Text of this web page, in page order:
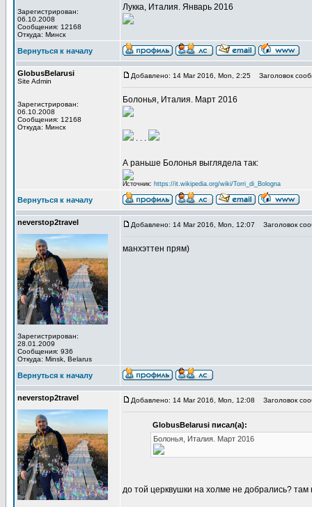
Зарегистрирован:
06.10.2008
Сообщения: 12168
Откуда: Минск
Лукка, Италия. Январь 2016
Вернуться к началу
GlobusBelarusi
Site Admin
Зарегистрирован:
06.10.2008
Сообщения: 12168
Откуда: Минск
Добавлено: 14 Mar 2016, Mon, 2:25 Заголовок
Болонья, Италия. Март 2016
. . .
А раньше Болонья выглядела так:
Источник: https://it.wikipedia.org/wiki/Torri_di_Bologna
Вернуться к началу
neverstop2travel
Зарегистрирован:
28.01.2009
Сообщения: 936
Откуда: Minsk, Belarus
Добавлено: 14 Mar 2016, Mon, 12:07 Заголовок
манхэттен прям)
Вернуться к началу
neverstop2travel Добавлено: 14 Mar 2016, Mon, 12:08 Заголовок
GlobusBelarusi писал(а):
Болонья, Италия. Март 2016
до той церквушки на холме не добрались?